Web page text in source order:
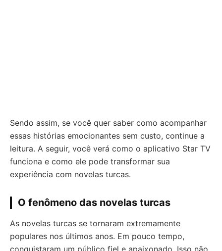
Sendo assim, se você quer saber como acompanhar
essas histórias emocionantes sem custo, continue a
leitura. A seguir, você verá como o aplicativo Star TV
funciona e como ele pode transformar sua
experiência com novelas turcas.
O fenômeno das novelas turcas
As novelas turcas se tornaram extremamente
populares nos últimos anos. Em pouco tempo,
conquistaram um público fiel e apaixonado. Isso não